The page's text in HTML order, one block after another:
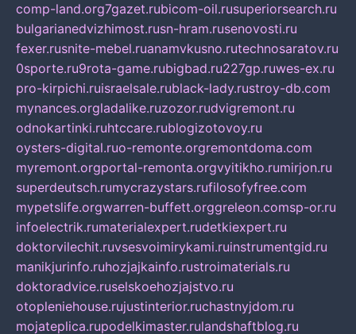
comp-land.org7gazet.rubicom-oil.rusuperiorsearch.ru
bulgarianedvizhimost.rusn-hram.rusenovosti.ru
fexer.rusnite-mebel.ruanamvkusno.rutechnosaratov.ru
0sporte.ru9rota-game.rubigbad.ru227gp.ruwes-ex.ru
pro-kirpichi.ruisraelsale.rublack-lady.rustroy-db.com
mynances.orgladalike.ruzozor.rudvigremont.ru
odnokartinki.ruhtccare.rublogizotovoy.ru
oysters-digital.ruo-remonte.orgremontdoma.com
myremont.orgportal-remonta.orgvyitikho.rumirjon.ru
superdeutsch.rumycrazystars.rufilosofyfree.com
mypetslife.orgwarren-buffett.orggreleon.comsp-or.ru
infoelectrik.rumaterialexpert.rudetkiexpert.ru
doktorvilechit.ruvsesvoimirykami.ruinstrumentgid.ru
manikjurinfo.ruhozjajkainfo.rustroimaterials.ru
doktoradvice.ruselskoehozjajstvo.ru
otopleniehouse.rujustinterior.ruchastnyjdom.ru
mojateplica.rupodelkimaster.rulandshaftblog.ru